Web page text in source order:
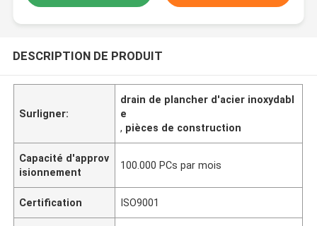
DESCRIPTION DE PRODUIT
Surligner:
drain de plancher d'acier inoxydabl
e
, pièces de construction
Capacité d'approv
isionnement
100.000 PCs par mois
Certification ISO9001